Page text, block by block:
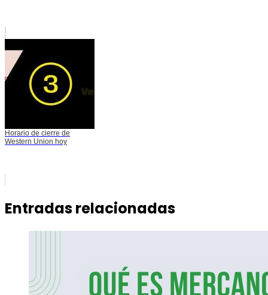
Horario de cierre de
Western Union hoy
Entradas relacionadas